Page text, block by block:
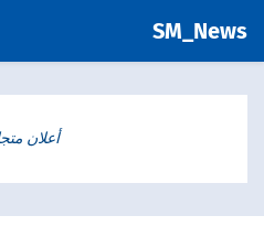
SM_News
أعلان